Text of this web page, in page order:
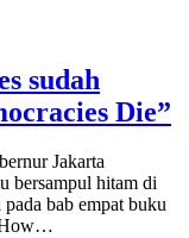
sudah
Die”
Jakarta
bersampul hitam di
bab empat buku
How…